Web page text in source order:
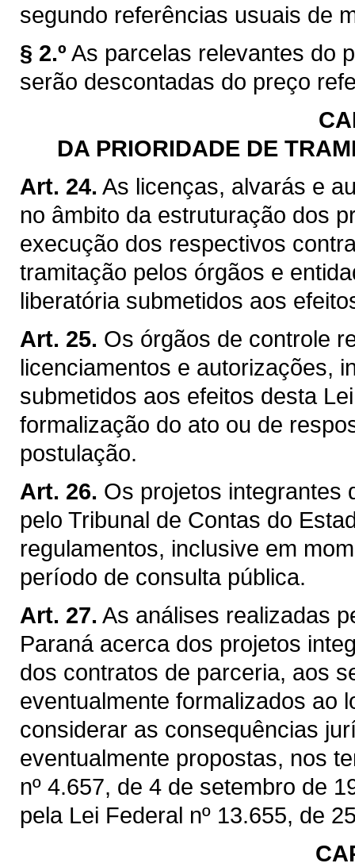
segundo referências usuais de
§ 2.º As parcelas relevantes do
serão descontadas do preço
DA PRIORIDADE DE
Art. 24. As licenças, alvarás e
no âmbito da estruturação dos
execução dos respectivos
tramitação pelos órgãos e
liberatória submetidos aos
Art. 25. Os órgãos de controle
licenciamentos e autorizações,
submetidos aos efeitos desta
formalização do ato ou de
postulação.
Art. 26. Os projetos integrantes
pelo Tribunal de Contas do
regulamentos, inclusive em
período de consulta pública.
Art. 27. As análises realizadas
Paraná acerca dos projetos
dos contratos de parceria, aos
eventualmente formalizados ao
considerar as consequências
eventualmente propostas, nos
nº 4.657, de 4 de setembro de
pela Lei Federal nº 13.655, de